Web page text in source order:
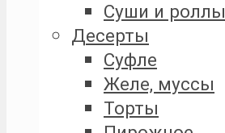
Суши и роллы
Десерты
Суфле
Желе, муссы
Торты